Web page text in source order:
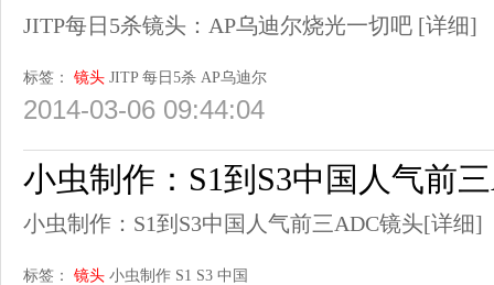
JITP每日5杀镜头：AP乌迪尔烧光一切吧 [详细]
标签： 镜头 JITP 每日5杀 AP乌迪尔
2014-03-06 09:44:04
小虫制作：S1到S3中国人气前
小虫制作：S1到S3中国人气前三ADC镜头[详细]
标签： 镜头 小虫制作 S1 S3 中国